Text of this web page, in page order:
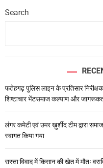
Search
फतेहगढ़ पुलिस लाइन के प्रतिसार
शिष्टाचार भेंटसमाज कल्याण और
लंगर कमेटी एवं उमर ख़ुर्शीद टीम द्वारा
स्वागत किया गया
रास्ता विवाद में किसान की खेत में मौतः